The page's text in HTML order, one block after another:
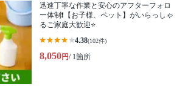
迅速丁寧な作業と安心のアフターフォロ
ー体制❗️【お子様、ペット】がいらっしゃ
るご家庭大歓迎⭐️
4.38(102件)
8,050円/ 1箇所